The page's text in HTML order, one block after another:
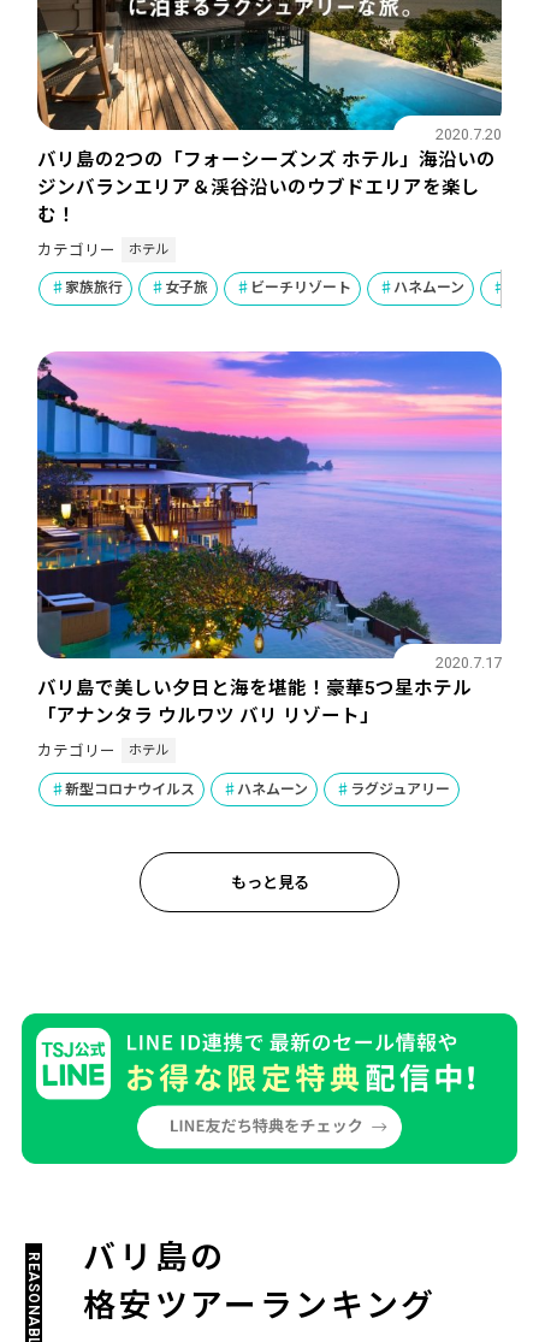
バリ島の2つの「フォーシーズンズ ホテル」海沿いの
ジンバランエリア＆渓谷沿いのウブドエリアを楽し
む！
2020.7.20
カテゴリー ホテル
家族旅行 女子旅 ビーチリゾート ハネムーン
バリ島で美しい夕日と海を堪能！豪華5つ星ホテル
「アナンタラ ウルワツ バリ リゾート」
2020.7.17
カテゴリー ホテル
新型コロナウイルス ハネムーン ラグジュアリー
もっと見る
バリ島の
格安ツアーランキング